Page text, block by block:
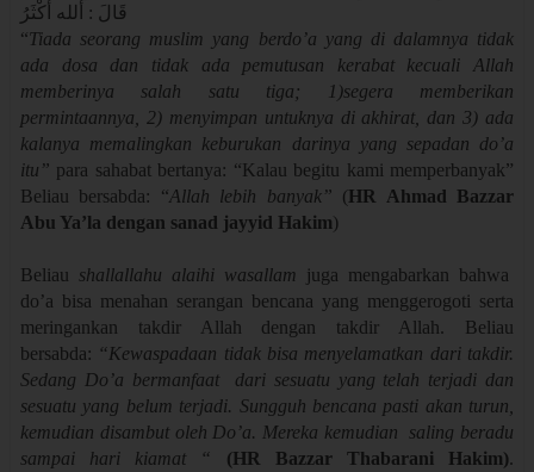
قَالَ : ألله أَكْثَرُ
“Tiada seorang muslim yang berdo’a yang di dalamnya tidak
ada dosa dan tidak ada pemutusan kerabat kecuali Allah
memberinya salah satu tiga; 1)segera memberikan
permintaannya, 2) menyimpan untuknya di akhirat, dan 3) ada
kalanya memalingkan keburukan darinya yang sepadan do’a
itu” para sahabat bertanya: “Kalau begitu kami memperbanyak”
Beliau bersabda: “Allah lebih banyak” (HR Ahmad Bazzar
Abu Ya’la dengan sanad jayyid Hakim)
Beliau shallallahu alaihi wasallam juga mengabarkan bahwa
do’a bisa menahan serangan bencana yang menggerogoti serta
meringankan takdir Allah dengan takdir Allah. Beliau
bersabda: “Kewaspadaan tidak bisa menyelamatkan dari takdir.
Sedang Do’a bermanfaat dari sesuatu yang telah terjadi dan
sesuatu yang belum terjadi. Sungguh bencana pasti akan turun,
kemudian disambut oleh Do’a. Mereka kemudian saling beradu
sampai hari kiamat “
(HR Bazzar Thabarani Hakim).